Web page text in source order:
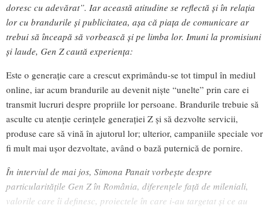
doresc cu adevărat”. Iar această atitudine se reflectă și în relația
lor cu brandurile și publicitatea, așa că piața de comunicare ar
trebui să înceapă să vorbească și pe limba lor. Imuni la promisiuni
și laude, Gen Z caută experiența:
Este o generație care a crescut exprimându-se tot timpul în mediul
online, iar acum brandurile au devenit niște “unelte” prin care ei
transmit lucruri despre propriile lor persoane. Brandurile trebuie să
asculte cu atenție cerințele generației Z și să dezvolte servicii,
produse care să vină în ajutorul lor; ulterior, campaniile speciale vor
fi mult mai ușor dezvoltate, având o bază puternică de pornire.
În interviul de mai jos, Simona Panait vorbește despre
particularitățile Gen Z în România, diferențele față de mileniali,
valorile care îi definesc, proiectele în care i-au targetat și ce au